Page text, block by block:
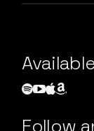
Follow